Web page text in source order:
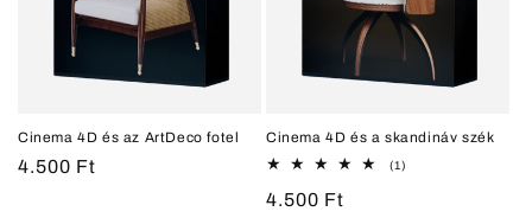
Cinema 4D és az ArtDeco fotel
Normál
4.500 Ft
Cinema 4D és a skandináv szék
(1)
Normál
4.500 Ft